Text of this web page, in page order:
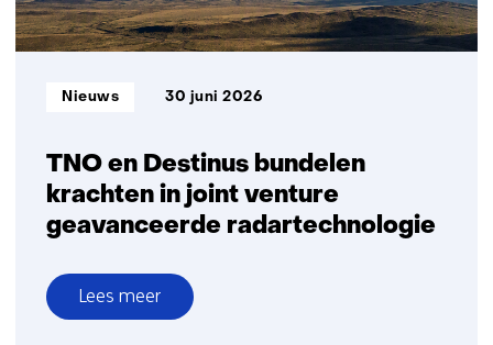
TNO en Destinus bundelen
krachten in joint venture
geavanceerde radartechnologie
Informatietype:
Nieuws 30 juni 2026
Lees meer
over